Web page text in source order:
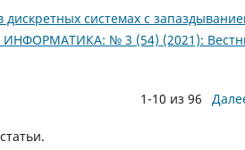
системах с
№ 3 (54) (2021):
1-10 из 96